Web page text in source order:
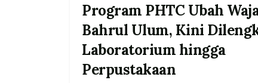
Program PHTC Ubah
Bahrul Ulum, Kini
Laboratorium hingga
Perpustakaan